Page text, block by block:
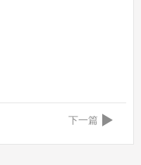
下一篇